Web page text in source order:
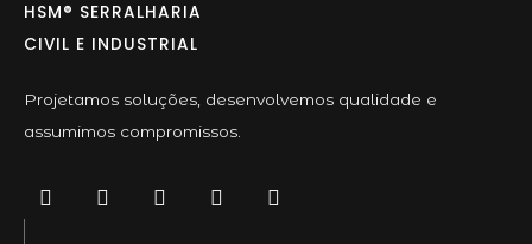
HSM® SERRALHARIA
CIVIL E INDUSTRIAL
Projetamos soluções, desenvolvemos qualidade e
assumimos compromissos.